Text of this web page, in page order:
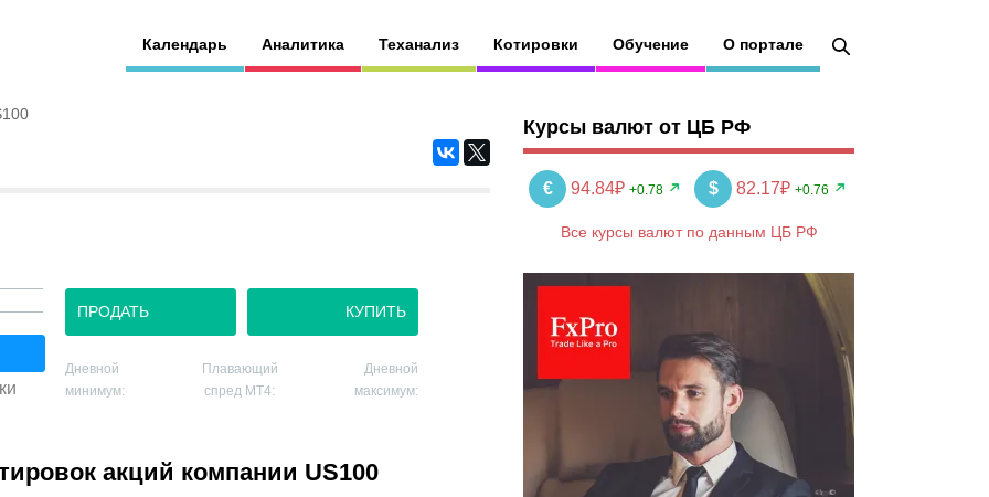
Календарь Аналитика Теханализ Котировки Обучение О портале
ПРОДАТЬ КУПИТЬ
Дневной
минимум:
Плавающий
спред MT4:
Дневной
максимум:
акций компании US100
Курсы валют от ЦБ РФ
€ 94.84₽ +0.78 $ 82.17₽ +0.76
Все курсы валют по данным ЦБ РФ